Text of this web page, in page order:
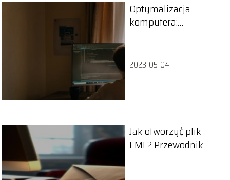
Optymalizacja
komputera:
2023-05-04
Jak otworzyć plik
EML? Przewodnik